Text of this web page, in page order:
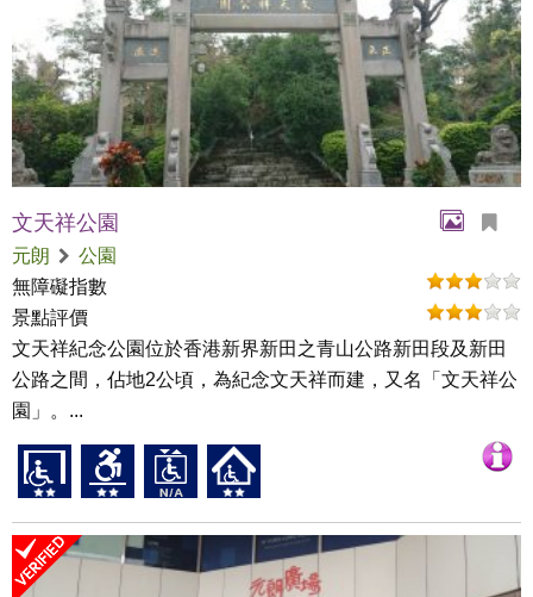
文天祥公園
元朗
公園
無障礙指數
景點評價
文天祥紀念公園位於香港新界新田之青山公路新田段及新田
公路之間，佔地2公頃，為紀念文天祥而建，又名「文天祥公
園」。...